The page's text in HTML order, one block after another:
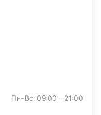
Пн-Вс: 09:00 - 21:00